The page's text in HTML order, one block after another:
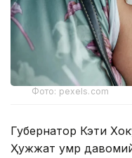
Фото: pexels.com
Губернатор Кэти
Ҳужжат умр